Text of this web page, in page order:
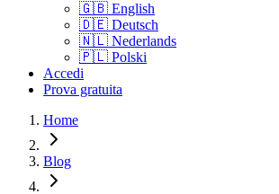
🇬🇧 English
🇩🇪 Deutsch
🇳🇱 Nederlands
🇵🇱 Polski
Accedi
Prova gratuita
Home
Blog